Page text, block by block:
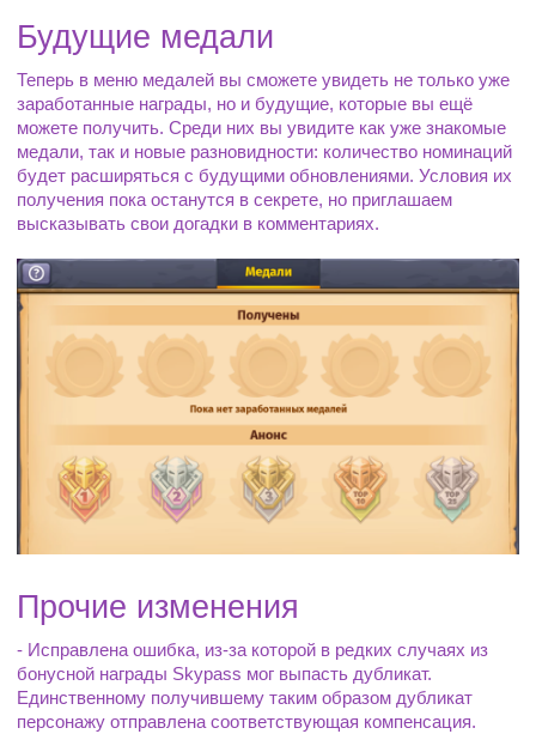
Будущие медали
Теперь в меню медалей вы сможете увидеть не только уже
заработанные награды, но и будущие, которые вы ещё
можете получить. Среди них вы увидите как уже знакомые
медали, так и новые разновидности: количество номинаций
будет расширяться с будущими обновлениями. Условия их
получения пока останутся в секрете, но приглашаем
высказывать свои догадки в комментариях.
Прочие изменения
- Исправлена ошибка, из-за которой в редких случаях из
бонусной награды Skypass мог выпасть дубликат.
Единственному получившему таким образом дубликат
персонажу отправлена соответствующая компенсация.